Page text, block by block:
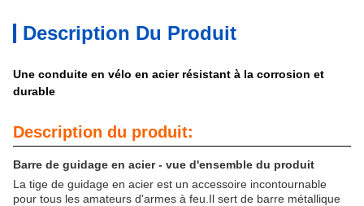
Description Du Produit
Une conduite en vélo en acier résistant à la corrosion et
durable
Description du produit:
Barre de guidage en acier - vue d'ensemble du produit
La tige de guidage en acier est un accessoire incontournable
pour tous les amateurs d'armes à feu.Il sert de barre métallique